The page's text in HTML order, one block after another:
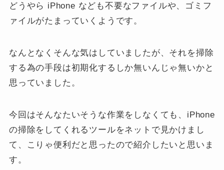
どうやら iPhone なども不要なファイルや、ゴミフ
ァイルがたまっていくようです。
なんとなくそんな気はしていましたが、それを掃除
する為の手段は初期化するしか無いんじゃ無いかと
思っていました。
今回はそんなたいそうな作業をしなくても、iPhone
の掃除をしてくれるツールをネットで見かけまし
て、こりゃ便利だと思ったので紹介したいと思いま
す。